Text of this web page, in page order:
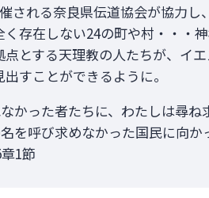
される奈良県伝道協会が協力し
く存在しない24の町や村・・・
点とする天理教の人たちが、イ
すことができるように。
かった者たちに、わたしは尋
を呼び求めなかった国民に向か
1節